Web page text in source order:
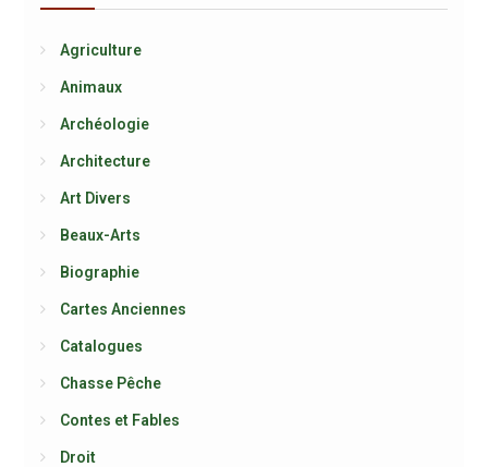
Agriculture
Animaux
Archéologie
Architecture
Art Divers
Beaux-Arts
Biographie
Cartes Anciennes
Catalogues
Chasse Pêche
Contes et Fables
Droit